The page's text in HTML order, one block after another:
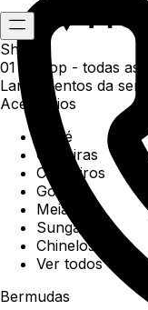
Shop
01 /
Shop - todas as
Lançamentos da
Acessórios
Boné
Carteiras
Chaveiros
Gorros
Meias
Sunga
Chinelos
Ver todos
Bermudas